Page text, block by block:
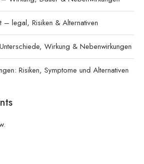
legal, Risiken & Alternativen
Wirkung & Nebenwirkungen
Risiken, Symptome und Alternativen